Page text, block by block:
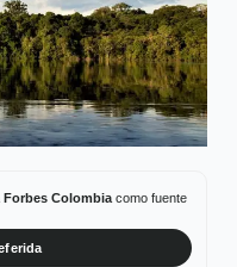
Forbes Colombiacomo fuente